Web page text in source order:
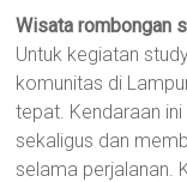
Wisata rombongan
Untuk kegiatan
komunitas di
tepat. Kendaraan
sekaligus dan
selama perjalanan.